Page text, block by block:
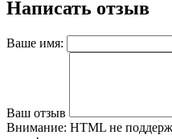
Написать отзыв
Ваше имя:
Ваш отзыв
Внимание: HTML не